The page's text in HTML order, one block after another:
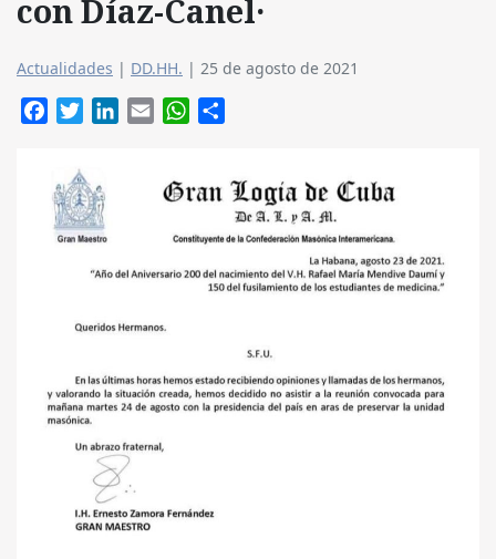
con Díaz-Canel·
Actualidades | DD.HH. | 25 de agosto de 2021
FacebookTwitterLinkedIn
Email WhatsApp